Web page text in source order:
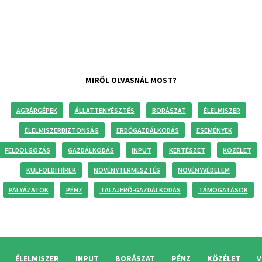
MIRŐL OLVASNÁL MOST?
AGRÁRGÉPEK ÁLLATTENYÉSZTÉS BORÁSZAT ÉLELMISZER
ÉLELMISZERBIZTONSÁG ERDŐGAZDÁLKODÁS ESEMÉNYEK
FELDOLGOZÁS GAZDÁLKODÁS INPUT KERTÉSZET KÖZÉLET
KÜLFÖLDI HÍREK NÖVÉNYTERMESZTÉS NÖVÉNYVÉDELEM
PÁLYÁZATOK PÉNZ TALAJERŐ-GAZDÁLKODÁS TÁMOGATÁSOK
ÉLELMISZER INPUT BORÁSZAT PÉNZ KÖZÉLET